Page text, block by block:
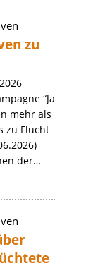
zu
“Ja
mehr als
zu Flucht
der…